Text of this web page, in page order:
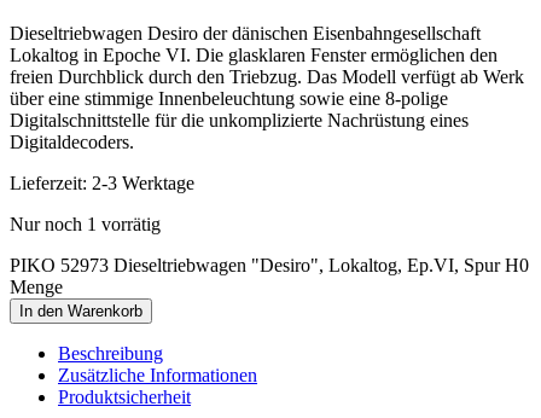
Dieseltriebwagen Desiro der dänischen Eisenbahngesellschaft
Lokaltog in Epoche VI. Die glasklaren Fenster ermöglichen den
freien Durchblick durch den Triebzug. Das Modell verfügt ab Werk
über eine stimmige Innenbeleuchtung sowie eine 8-polige
Digitalschnittstelle für die unkomplizierte Nachrüstung eines
Digitaldecoders.
Lieferzeit: 2-3 Werktage
Nur noch 1 vorrätig
PIKO 52973 Dieseltriebwagen "Desiro", Lokaltog, Ep.VI, Spur H0
Menge
In den Warenkorb
Beschreibung
Zusätzliche Informationen
Produktsicherheit